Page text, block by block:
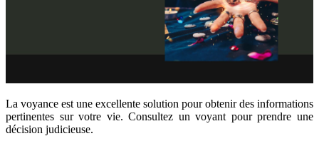
La voyance est une excellente solution pour obtenir des informations
pertinentes sur votre vie. Consultez un voyant pour prendre une
décision judicieuse.